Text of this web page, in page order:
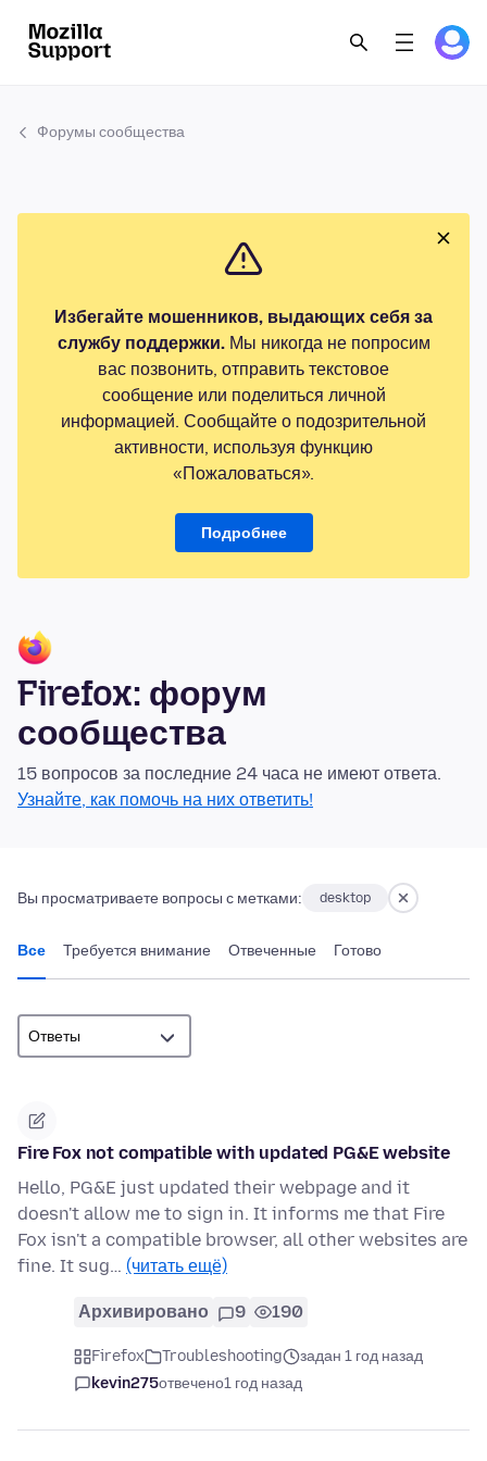
Форумы сообщества
Избегайте мошенников, выдающих себя за
службу поддержки.Мы никогда не попросим
вас позвонить, отправить текстовое
сообщение или поделиться личной
информацией. Сообщайте о подозрительной
активности, используя функцию
«Пожаловаться».
Подробнее
Firefox: форум
сообщества
15 вопросов за последние 24 часа не имеют ответа.
Узнайте, как помочь на них ответить!
Вы просматриваете вопросы с метками: desktop
Все Требуется внимание Отвеченные Готово
Fire Fox not compatible with updated PG&E website
Hello, PG&E just updated their webpage and it
doesn't allow me to sign in. It informs me that Fire
Fox isn't a compatible browser, all other websites are
fine. It sug… (читать ещё)
Архивировано 9 190
Firefox Troubleshooting
задан 1 год назад
kevin275отвечено1 год назад